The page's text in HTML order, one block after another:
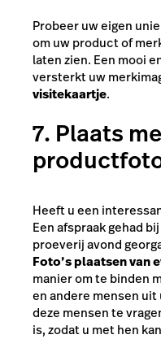
Probeer uw eigen
om uw product of
laten zien. Een mooi
versterkt uw
visitekaartje.
7. Plaats
Heeft u een
Een afspraak gehad
proeverij avond
Foto’s plaatsen van
manier om te binden
en andere mensen uit
deze mensen te
is, zodat u met hen